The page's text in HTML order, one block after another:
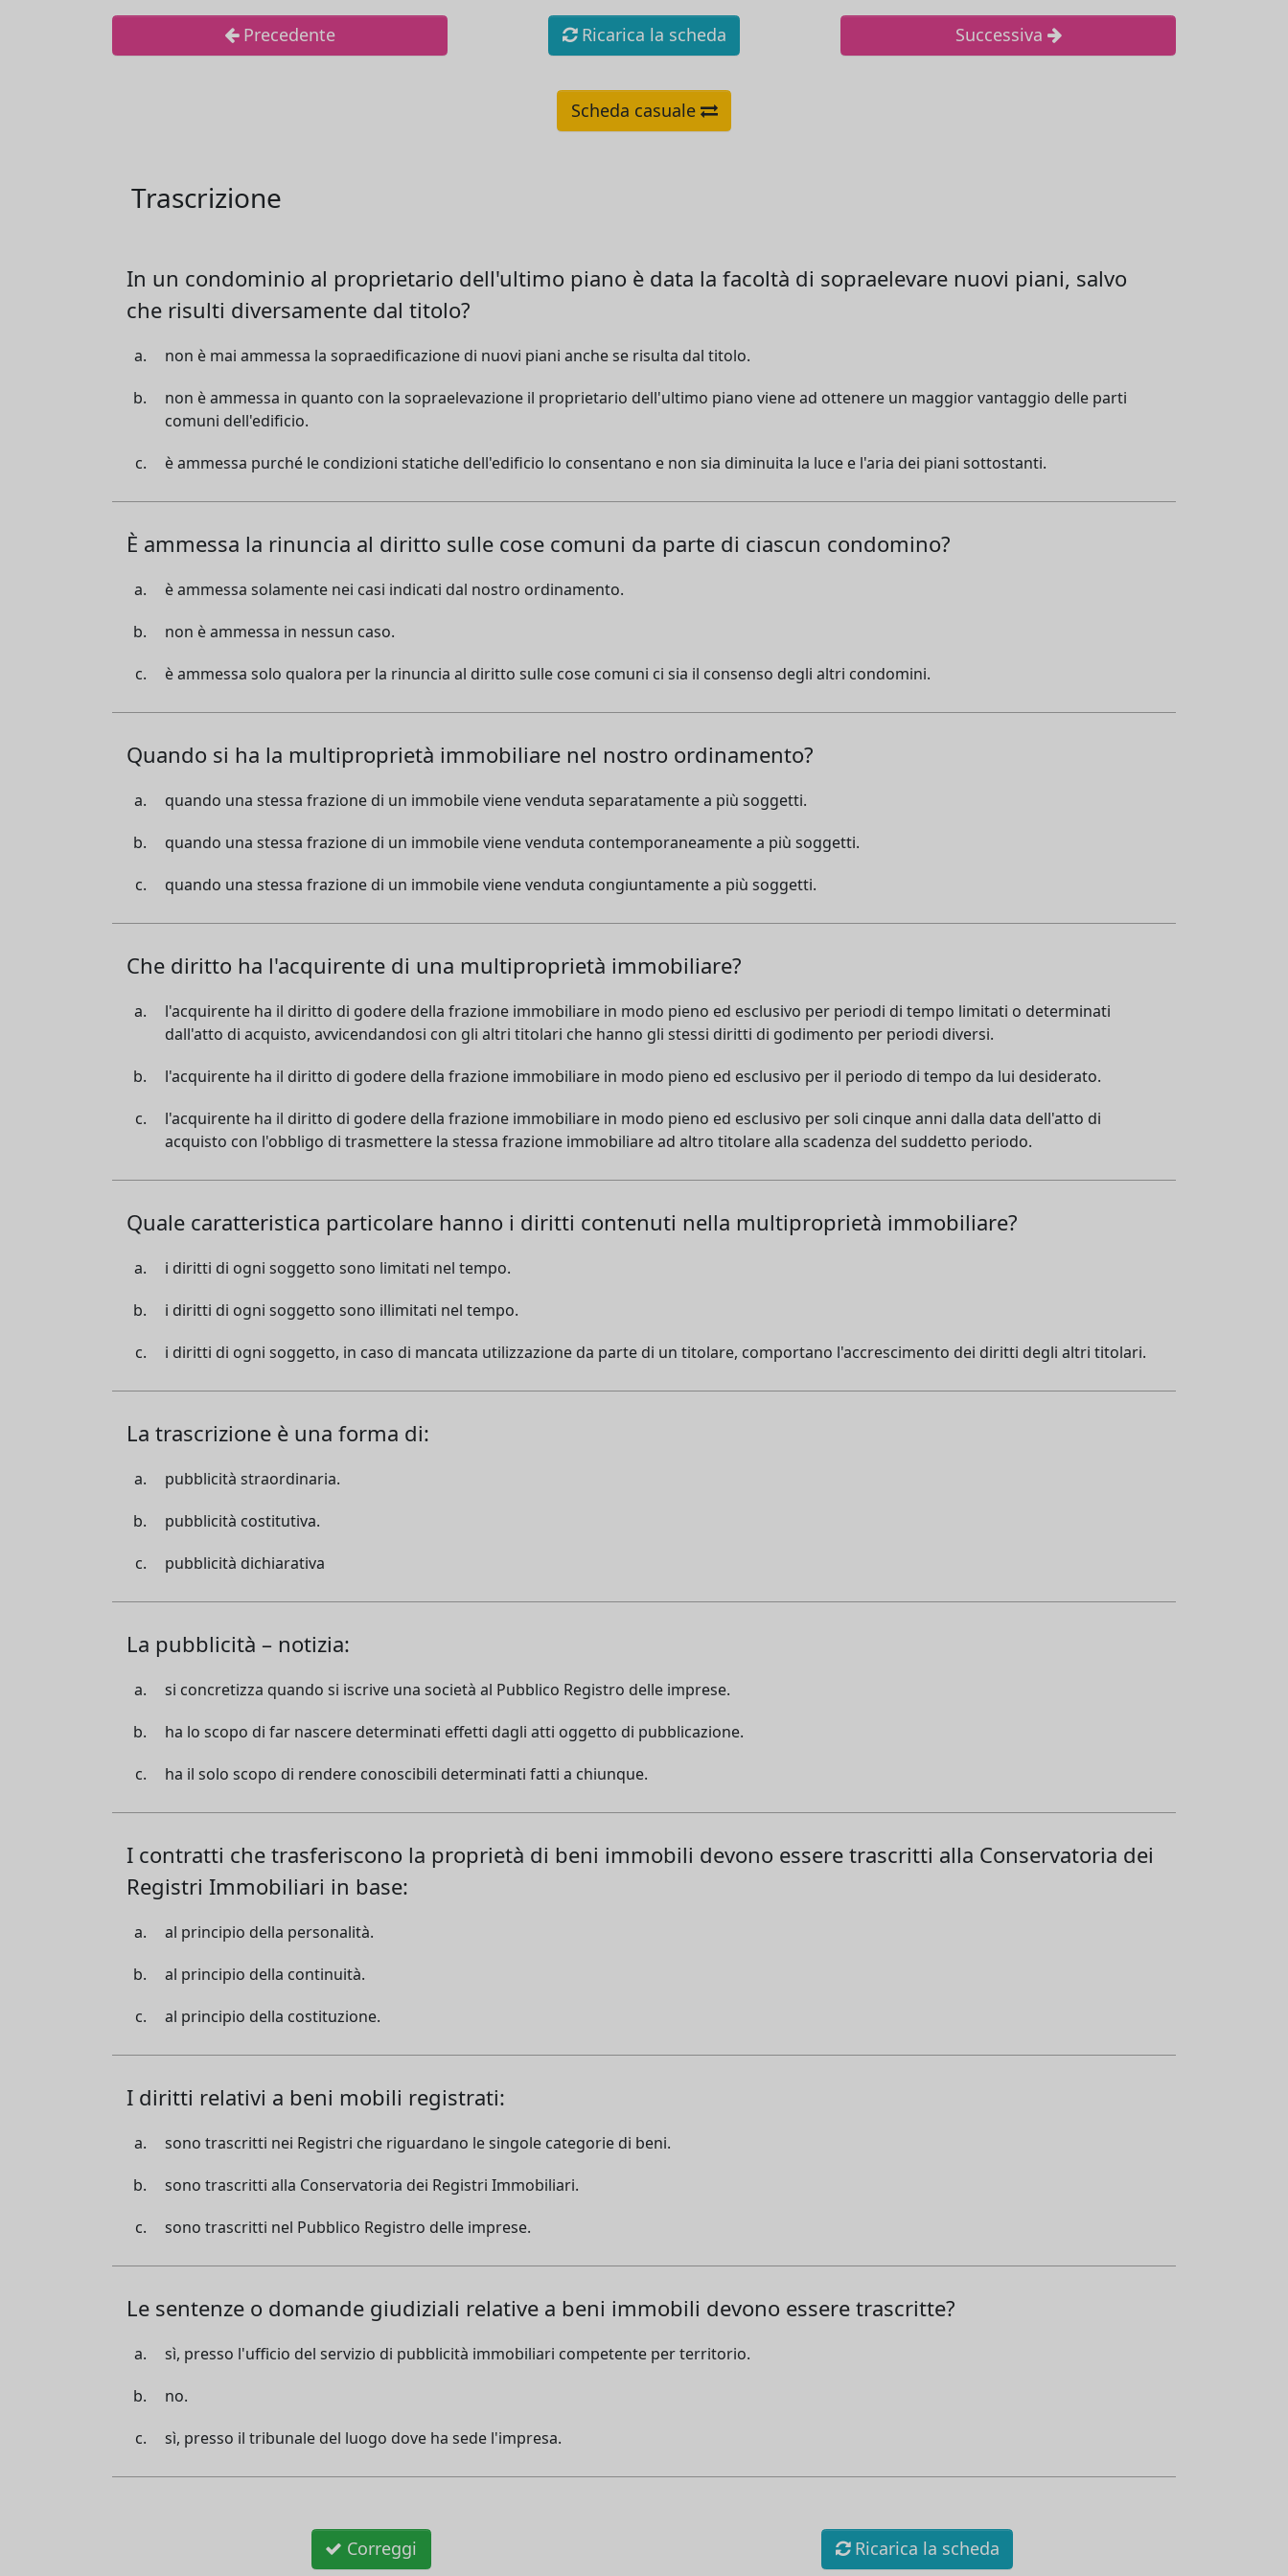
Precedente Ricarica la scheda Successiva
Scheda casuale
Trascrizione
In un condominio al proprietario dell'ultimo piano è data la facoltà di sopraelevare nuovi piani, salvo
che risulti diversamente dal titolo?
non è mai ammessa la sopraedificazione di nuovi piani anche se risulta dal titolo.
non è ammessa in quanto con la sopraelevazione il proprietario dell'ultimo piano viene ad ottenere un maggior vantaggio delle parti
comuni dell'edificio.
è ammessa purché le condizioni statiche dell'edificio lo consentano e non sia diminuita la luce e l'aria dei piani sottostanti.
È ammessa la rinuncia al diritto sulle cose comuni da parte di ciascun condomino?
è ammessa solamente nei casi indicati dal nostro ordinamento.
non è ammessa in nessun caso.
è ammessa solo qualora per la rinuncia al diritto sulle cose comuni ci sia il consenso degli altri condomini.
Quando si ha la multiproprietà immobiliare nel nostro ordinamento?
quando una stessa frazione di un immobile viene venduta separatamente a più soggetti.
quando una stessa frazione di un immobile viene venduta contemporaneamente a più soggetti.
quando una stessa frazione di un immobile viene venduta congiuntamente a più soggetti.
Che diritto ha l'acquirente di una multiproprietà immobiliare?
l'acquirente ha il diritto di godere della frazione immobiliare in modo pieno ed esclusivo per periodi di tempo limitati o determinati
dall'atto di acquisto, avvicendandosi con gli altri titolari che hanno gli stessi diritti di godimento per periodi diversi.
l'acquirente ha il diritto di godere della frazione immobiliare in modo pieno ed esclusivo per il periodo di tempo da lui desiderato.
l'acquirente ha il diritto di godere della frazione immobiliare in modo pieno ed esclusivo per soli cinque anni dalla data dell'atto di
acquisto con l'obbligo di trasmettere la stessa frazione immobiliare ad altro titolare alla scadenza del suddetto periodo.
Quale caratteristica particolare hanno i diritti contenuti nella multiproprietà immobiliare?
i diritti di ogni soggetto sono limitati nel tempo.
i diritti di ogni soggetto sono illimitati nel tempo.
i diritti di ogni soggetto, in caso di mancata utilizzazione da parte di un titolare, comportano l'accrescimento dei diritti degli altri titolari.
La trascrizione è una forma di:
pubblicità straordinaria.
pubblicità costitutiva.
pubblicità dichiarativa
La pubblicità – notizia:
si concretizza quando si iscrive una società al Pubblico Registro delle imprese.
ha lo scopo di far nascere determinati effetti dagli atti oggetto di pubblicazione.
ha il solo scopo di rendere conoscibili determinati fatti a chiunque.
I contratti che trasferiscono la proprietà di beni immobili devono essere trascritti alla Conservatoria dei
Registri Immobiliari in base:
al principio della personalità.
al principio della continuità.
al principio della costituzione.
I diritti relativi a beni mobili registrati:
sono trascritti nei Registri che riguardano le singole categorie di beni.
sono trascritti alla Conservatoria dei Registri Immobiliari.
sono trascritti nel Pubblico Registro delle imprese.
Le sentenze o domande giudiziali relative a beni immobili devono essere trascritte?
sì, presso l'ufficio del servizio di pubblicità immobiliari competente per territorio.
no.
sì, presso il tribunale del luogo dove ha sede l'impresa.
Correggi Ricarica la scheda